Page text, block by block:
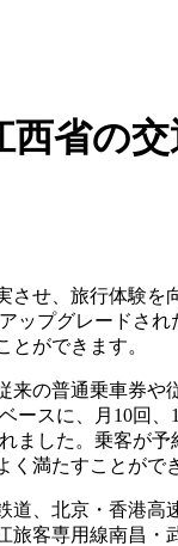
西省の
させ、旅行体験
ップグレードさ
ができます。
来の普通乗車券
ースに、月10回
ました。乗客が
満たすことがで
道、北京・香港高
旅客専用線南昌